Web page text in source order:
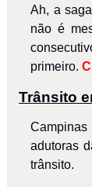
Ah, a
não é
primeiro.
Trânsito
adutoras
trânsito.